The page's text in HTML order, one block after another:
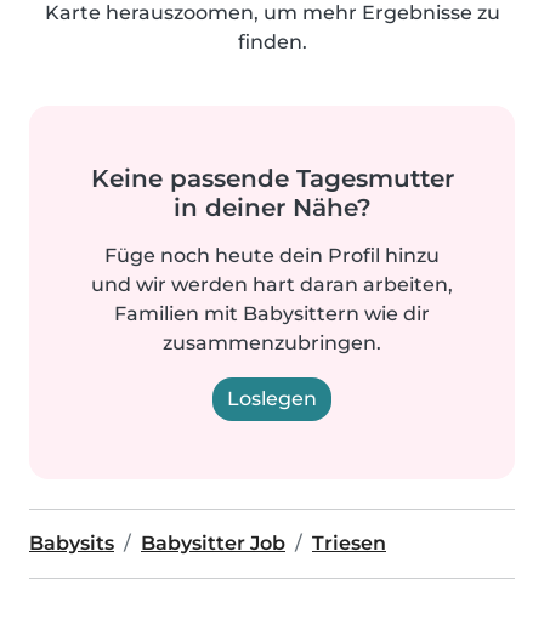
Karte herauszoomen, um mehr Ergebnisse zu
finden.
Keine passende Tagesmutter
in deiner Nähe?
Füge noch heute dein Profil hinzu
und wir werden hart daran arbeiten,
Familien mit Babysittern wie dir
zusammenzubringen.
Loslegen
Babysits Babysitter Job Triesen